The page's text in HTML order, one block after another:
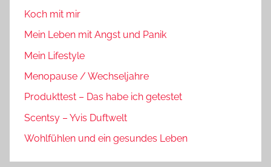
Koch mit mir
Mein Leben mit Angst und Panik
Mein Lifestyle
Menopause / Wechseljahre
Produkttest – Das habe ich getestet
Scentsy – Yvis Duftwelt
Wohlfühlen und ein gesundes Leben